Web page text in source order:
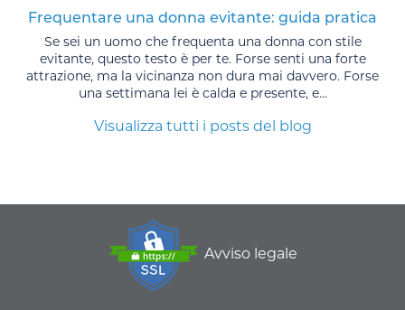
Frequentare una donna evitante: guida pratica
Se sei un uomo che frequenta una donna con stile
evitante, questo testo è per te. Forse senti una forte
attrazione, ma la vicinanza non dura mai davvero. Forse
una settimana lei è calda e presente, e...
Visualizza tutti i posts del blog
Avviso legale